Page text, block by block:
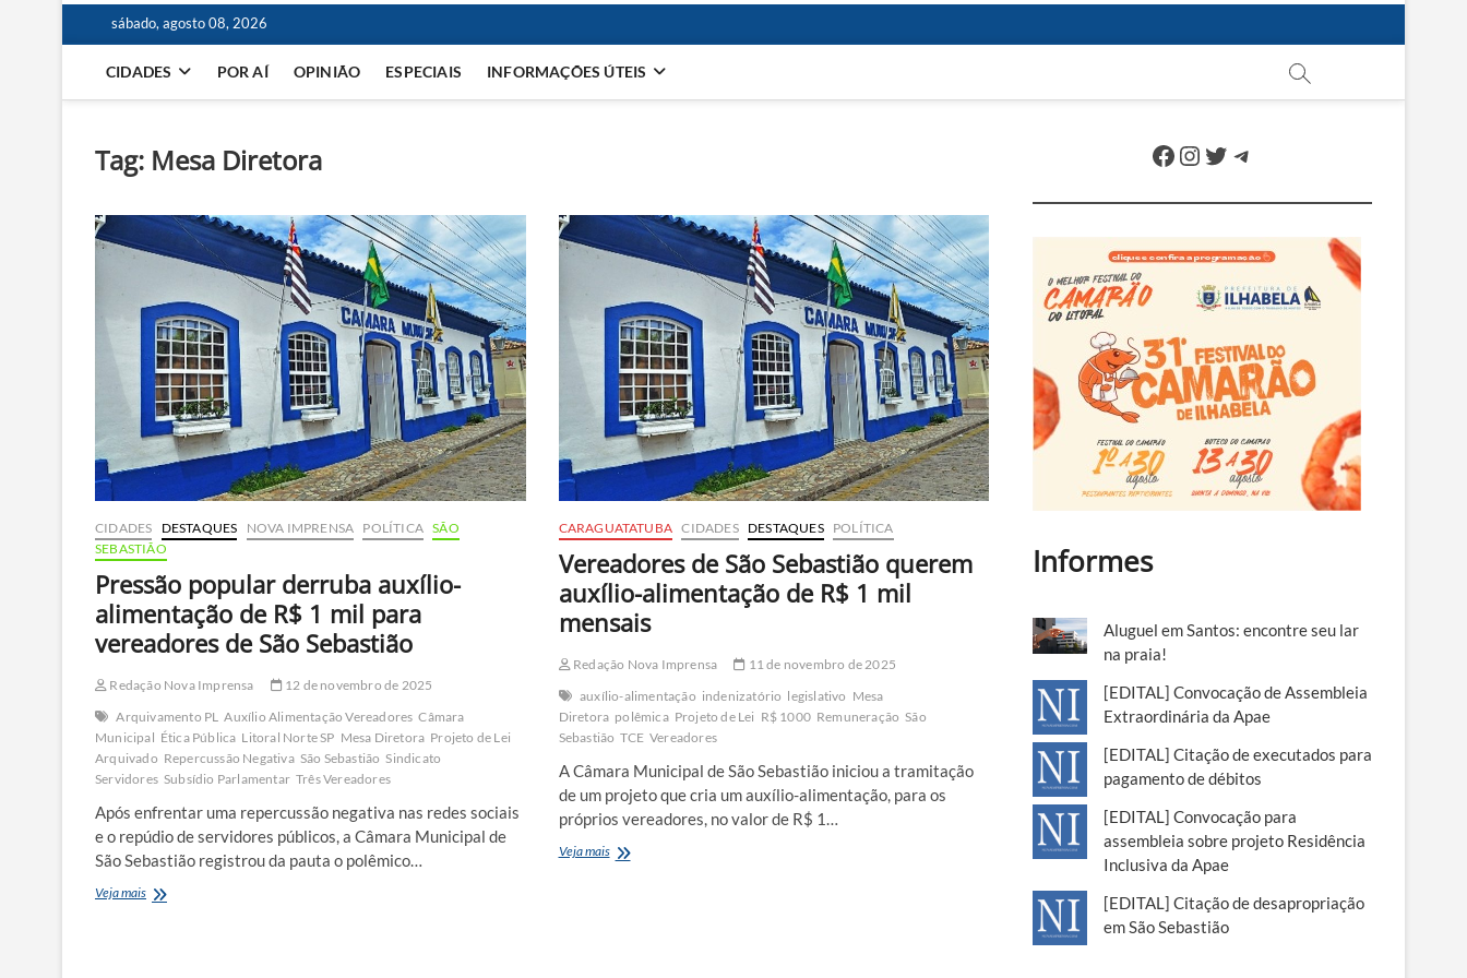
sábado, agosto 08, 2026
CIDADES POR AÍ OPINIÃO ESPECIAIS INFORMAÇÕES ÚTEIS
Tag: Mesa Diretora
CIDADES DESTAQUES NOVA IMPRENSA POLÍTICA SÃO
SEBASTIÃO
Pressão popular derruba auxílio-
alimentação de R$ 1 mil para
vereadores de São Sebastião
Redação Nova Imprensa
12 de novembro de 2025
Arquivamento PL
Auxílio Alimentação Vereadores Câmara
Municipal Ética Pública Litoral Norte SP Mesa Diretora Projeto de Lei
Arquivado Repercussão Negativa São Sebastião Sindicato
Servidores Subsídio Parlamentar Três Vereadores
Após enfrentar uma repercussão negativa nas redes sociais
e o repúdio de servidores públicos, a Câmara Municipal de
São Sebastião registrou da pauta o polêmico…
Veja maisPressão
CARAGUATATUBA CIDADES DESTAQUES POLÍTICA
Vereadores de São Sebastião querem
auxílio-alimentação de R$ 1 mil
mensais
Redação Nova Imprensa
11 de novembro de 2025
auxílio-alimentação indenizatório legislativo Mesa
Diretora polêmica Projeto de Lei R$ 1000 Remuneração São
Sebastião TCE Vereadores
A Câmara Municipal de São Sebastião iniciou a tramitação
de um projeto que cria um auxílio-alimentação, para os
próprios vereadores, no valor de R$ 1…
Veja maisVereadores
Facebook
Instagram
Twitter
Telegram
Informes
Aluguel em Santos: encontre seu lar
na praia!
[EDITAL] Convocação de Assembleia
Extraordinária da Apae
[EDITAL] Citação de executados para
pagamento de débitos
[EDITAL] Convocação para
assembleia sobre projeto Residência
Inclusiva da Apae
[EDITAL] Citação de desapropriação
em São Sebastião